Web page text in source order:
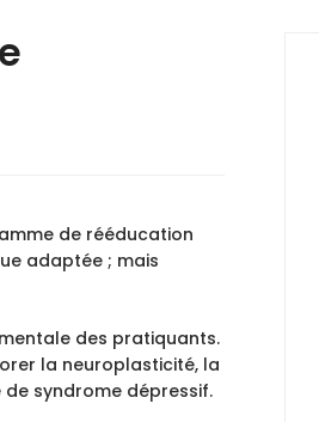
de rééducation
adaptée ; mais
des pratiquants.
la neuroplasticité, la
syndrome dépressif.